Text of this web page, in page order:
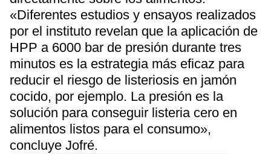
«Diferentes estudios y ensayos realizados
por el instituto revelan que la aplicación de
HPP a 6000 bar de presión durante tres
minutos es la estrategia más eficaz para
reducir el riesgo de listeriosis en jamón
cocido, por ejemplo. La presión es la
solución para conseguir listeria cero en
alimentos listos para el consumo»,
concluye Jofré.